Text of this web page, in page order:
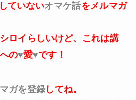
ていないオマケ話をメルマガ
ロイらしいけど、これは講
の♥愛♥です！
ガを登録してね。